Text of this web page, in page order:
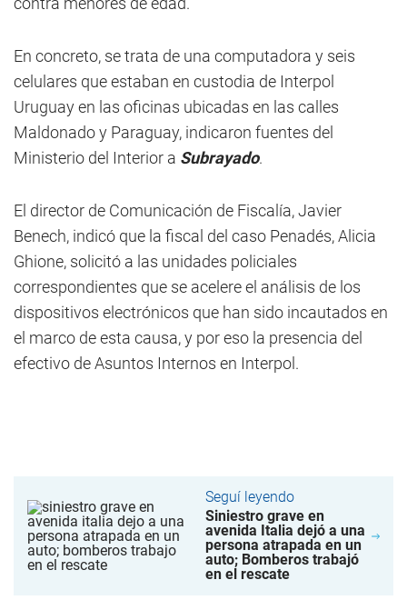
En concreto, se trata de una computadora y seis
celulares que estaban en custodia de Interpol
Uruguay en las oficinas ubicadas en las calles
Maldonado y Paraguay, indicaron fuentes del
Ministerio del Interior a Subrayado.
El director de Comunicación de Fiscalía, Javier
Benech, indicó que la fiscal del caso Penadés, Alicia
Ghione, solicitó a las unidades policiales
correspondientes que se acelere el análisis de los
dispositivos electrónicos que han sido incautados en
el marco de esta causa, y por eso la presencia del
efectivo de Asuntos Internos en Interpol.
Seguí leyendo
Siniestro grave en
avenida Italia dejó a una
persona atrapada en un
auto; Bomberos trabajó
en el rescate